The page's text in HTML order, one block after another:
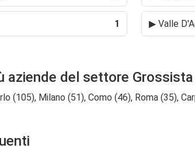
1 ▶ Valle
aziende del settore
(105), Milano (51), Como (46), Roma (35),